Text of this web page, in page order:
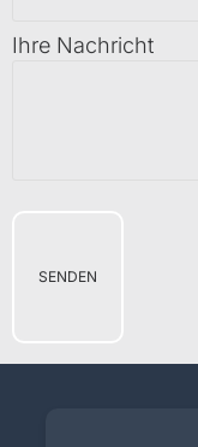
Ihre Nachricht